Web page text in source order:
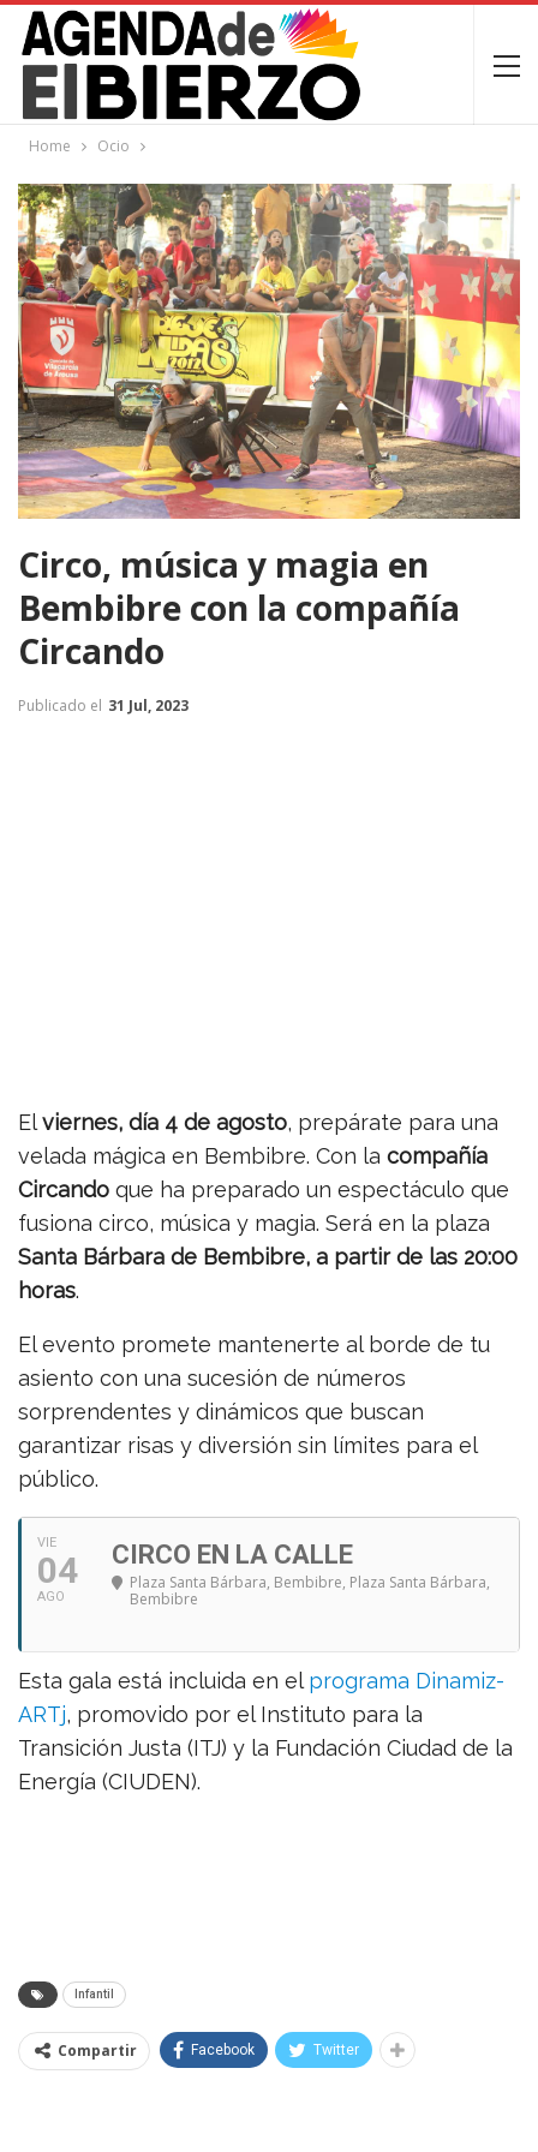
Home Ocio
Circo, música y magia en
Bembibre con la compañía
Circando
Publicado el 31 Jul, 2023
Elviernes, día 4 de agosto, prepárate para una
velada mágica en Bembibre. Con la compañía
Circando que ha preparado un espectáculo que
fusiona circo, música y magia. Será en la plaza
Santa Bárbara de Bembibre, a partir de las 20:00
horas.
El evento promete mantenerte al borde de tu
asiento con una sucesión de números
sorprendentes y dinámicos que buscan
garantizar risas y diversión sin límites para el
público.
VIE
04
AGO
CIRCO EN LA CALLE
Plaza Santa Bárbara, Bembibre, Plaza Santa Bárbara,
Bembibre
Esta gala está incluida en el programa Dinamiz-
ARTj, promovido por el Instituto para la
Transición Justa (ITJ) y la Fundación Ciudad de la
Energía (CIUDEN).
Infantil
Compartir Facebook Twitter